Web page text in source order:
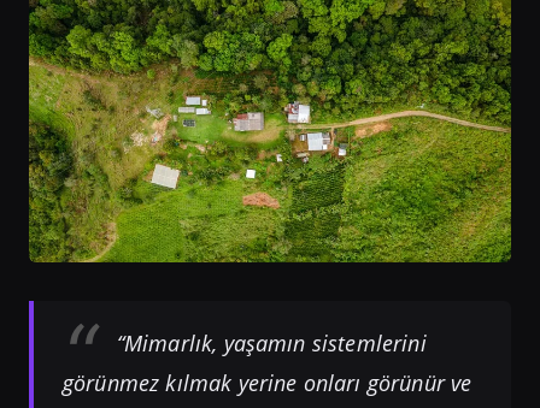
“Mimarlık, yaşamın sistemlerini
görünmez kılmak yerine onları görünür ve